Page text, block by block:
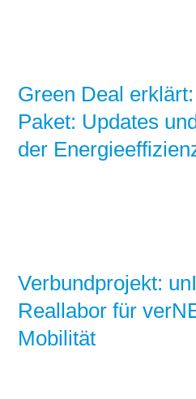
Green Deal
Paket: Updates
der
Verbundprojekt:
Reallabor für
Mobilität